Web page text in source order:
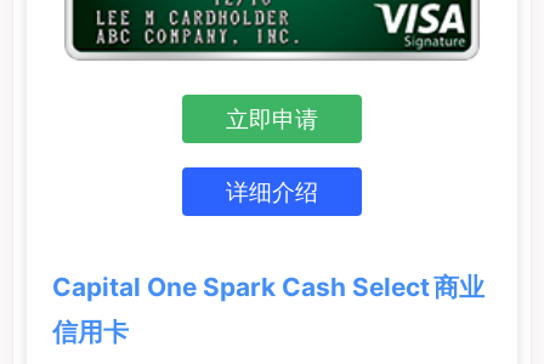
立即申请
详细介绍
Capital One Spark Cash Select 商业
信用卡